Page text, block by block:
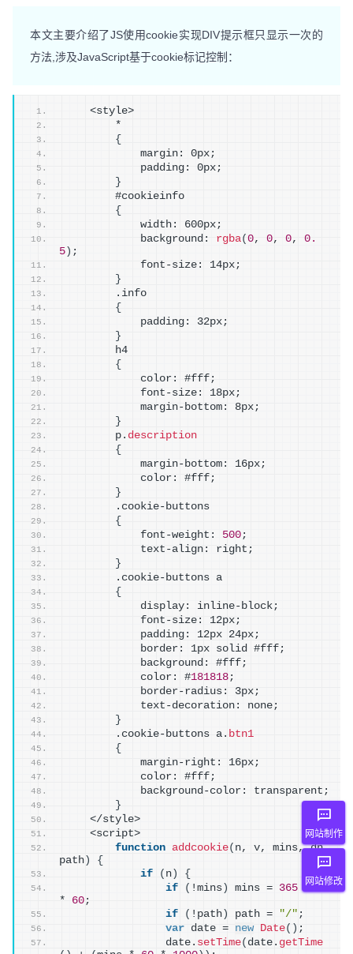
本文主要介绍了JS使用cookie实现DIV提示框只显示一次的
方法,涉及JavaScript基于cookie标记控制：
    <style>
        *
{
            margin: 0px;
            padding: 0px;
}
        #cookieinfo
{
            width: 600px;
            background:
rgba( 0, 0, 0, 0.
5 ) ;
            font-size: 14px;
}
        .info
{
            padding: 32px;
}
        h4
{
            color: #fff;
            font-size: 18px;
            margin-bottom: 8px;
}
        p.
description
{
            margin-bottom: 16px;
            color: #fff;
}
        .cookie-buttons
{
            font-weight:
500 ;
            text-align: right;
}
        .cookie-buttons a
{
            display: inline-block;
            font-size: 12px;
            padding: 12px 24px;
            border: 1px solid #fff;
            background: #fff;
            color: #
181818 ;
            border-radius: 3px;
            text-decoration: none;
}
        .cookie-buttons a.
btn1
{
            margin-right: 16px;
            color: #fff;
            background-color: transparent;
}
    </style>
    <script>
function addcookie( n, v, mins, dn,
path )
{
if
( n )
{
if
( !mins ) mins = 365 * 24
* 60 ;
if
( !path ) path = "/" ;
var date = new Date( ) ;
                date.
setTime( date. getTime
网站制作
网站修改